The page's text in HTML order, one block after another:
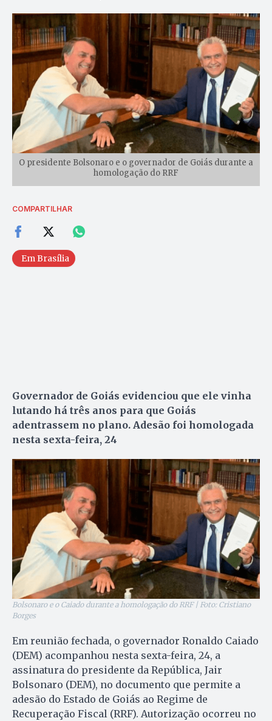
O presidente Bolsonaro e o governador de Goiás durante a
homologação do RRF
COMPARTILHAR
Em Brasília
Governador de Goiás evidenciou que ele vinha
lutando há três anos para que Goiás
adentrassem no plano. Adesão foi homologada
nesta sexta-feira, 24
Bolsonaro e o Caiado durante a homologação do RRF | Foto: Cristiano
Borges
Em reunião fechada, o governador Ronaldo Caiado
(DEM) acompanhou nesta sexta-feira, 24, a
assinatura do presidente da República, Jair
Bolsonaro (DEM), no documento que permite a
adesão do Estado de Goiás ao Regime de
Recuperação Fiscal (RRF). Autorização ocorreu no